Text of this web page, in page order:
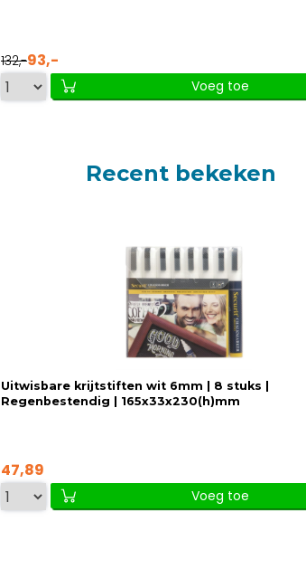
132,-93,-
Voeg toe
Recent bekeken
Uitwisbare krijtstiften wit 6mm | 8 stuks |
Regenbestendig | 165x33x230(h)mm
47,89
Voeg toe